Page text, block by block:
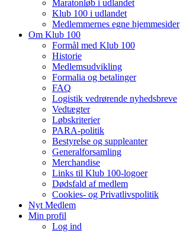
Maratonløb i udlandet
Klub 100 i udlandet
Medlemmernes egne hjemmesider
Om Klub 100
Formål med Klub 100
Historie
Medlemsudvikling
Formalia og betalinger
FAQ
Logistik vedrørende nyhedsbreve
Vedtægter
Løbskriterier
PARA-politik
Bestyrelse og suppleanter
Generalforsamling
Merchandise
Links til Klub 100-logoer
Dødsfald af medlem
Cookies- og Privatlivspolitik
Nyt Medlem
Min profil
Log ind